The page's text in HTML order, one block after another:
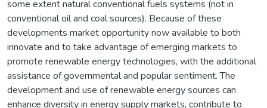
some extent natural conventional fuels systems (not in
conventional oil and coal sources). Because of these
developments market opportunity now available to both
innovate and to take advantage of emerging markets to
promote renewable energy technologies, with the additional
assistance of governmental and popular sentiment. The
development and use of renewable energy sources can
enhance diversity in energy supply markets, contribute to